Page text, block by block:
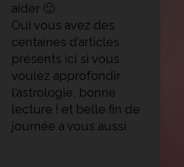
aider 🙂
Oui vous avez des
centaines d’articles
présents ici si vous
voulez approfondir
l’astrologie, bonne
lecture ! et belle fin de
journée à vous aussi